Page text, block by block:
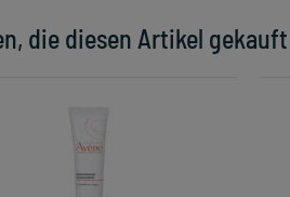
die diesen Artikel